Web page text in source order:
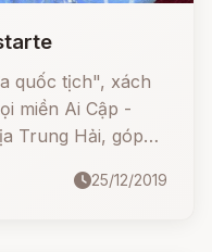
quốc tịch", xách
miền Ai Cập -
Trung Hải, góp
tính dục và25/12/2019